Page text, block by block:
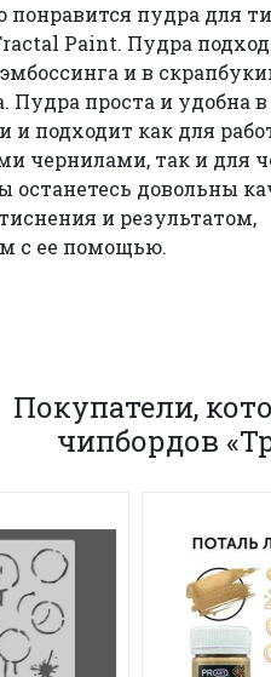
понравится пудра для
Paint. Пудра
и в
Пудра проста и удобна в
и подходит как для
чернилами, так и для
останетесь довольны
и результатом,
с ее помощью.
Покупатели,
чипбордов